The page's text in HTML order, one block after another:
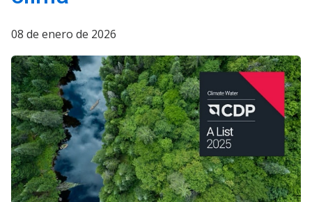
08 de enero de 2026